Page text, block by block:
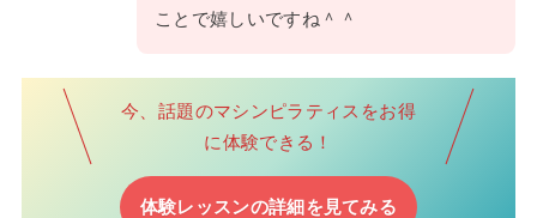
ことで嬉しいですね＾＾
今、話題のマシンピラティスをお得
に体験できる！
体験レッスンの詳細を見てみる